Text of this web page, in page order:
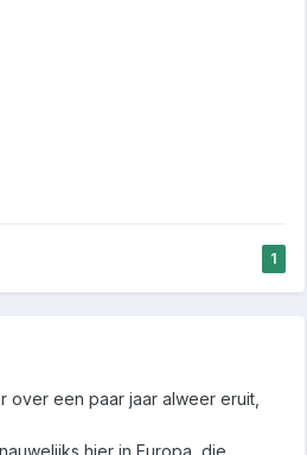
1
over een paar jaar alweer eruit,